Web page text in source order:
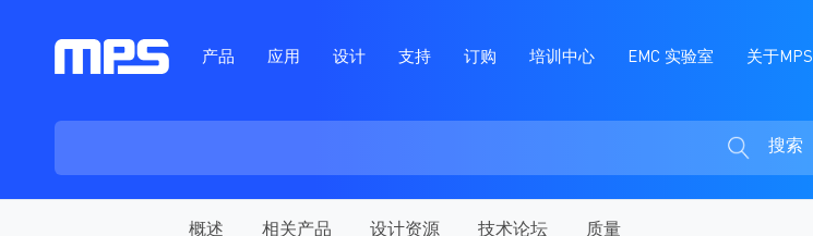
产品 应用 设计 支持 订购 培训中心 EMC 实验室 关于MPS
搜索
概述 相关产品 设计资源 技术论坛 质量